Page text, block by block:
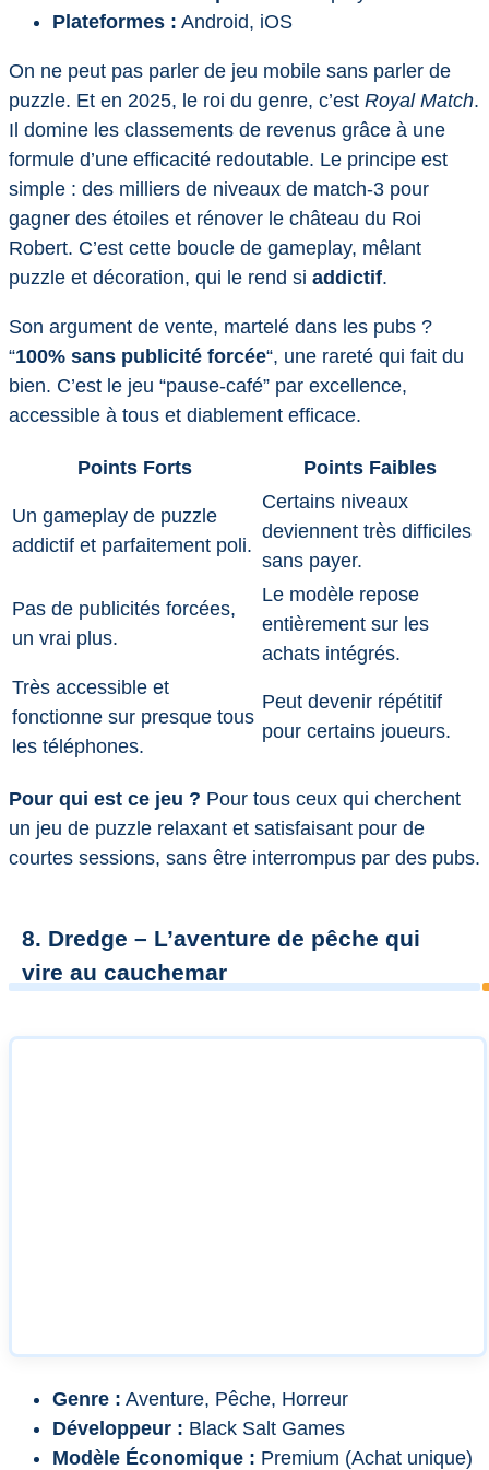
Plateformes : Android, iOS
On ne peut pas parler de jeu mobile sans parler de
puzzle. Et en 2025, le roi du genre, c’est Royal Match.
Il domine les classements de revenus grâce à une
formule d’une efficacité redoutable. Le principe est
simple : des milliers de niveaux de match-3 pour
gagner des étoiles et rénover le château du Roi
Robert. C’est cette boucle de gameplay, mêlant
puzzle et décoration, qui le rend si addictif.
Son argument de vente, martelé dans les pubs ?
“100% sans publicité forcée“, une rareté qui fait du
bien. C’est le jeu “pause-café” par excellence,
accessible à tous et diablement efficace.
Points Forts Points Faibles
Un gameplay de puzzle
addictif et parfaitement poli.
Certains niveaux
deviennent très difficiles
sans payer.
Pas de publicités forcées,
un vrai plus.
Le modèle repose
entièrement sur les
achats intégrés.
Très accessible et
fonctionne sur presque tous
les téléphones.
Peut devenir répétitif
pour certains joueurs.
Pour qui est ce jeu ? Pour tous ceux qui cherchent
un jeu de puzzle relaxant et satisfaisant pour de
courtes sessions, sans être interrompus par des pubs.
8. Dredge – L’aventure de pêche qui
vire au cauchemar
Genre : Aventure, Pêche, Horreur
Développeur : Black Salt Games
Modèle Économique : Premium (Achat unique)